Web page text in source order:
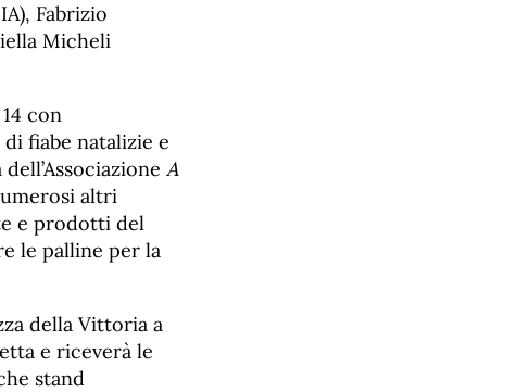
Fabrizio
Micheli
con
fiabe natalizie e
A
altri
e prodotti del
le palline per la
della Vittoria a
e riceverà le
stand